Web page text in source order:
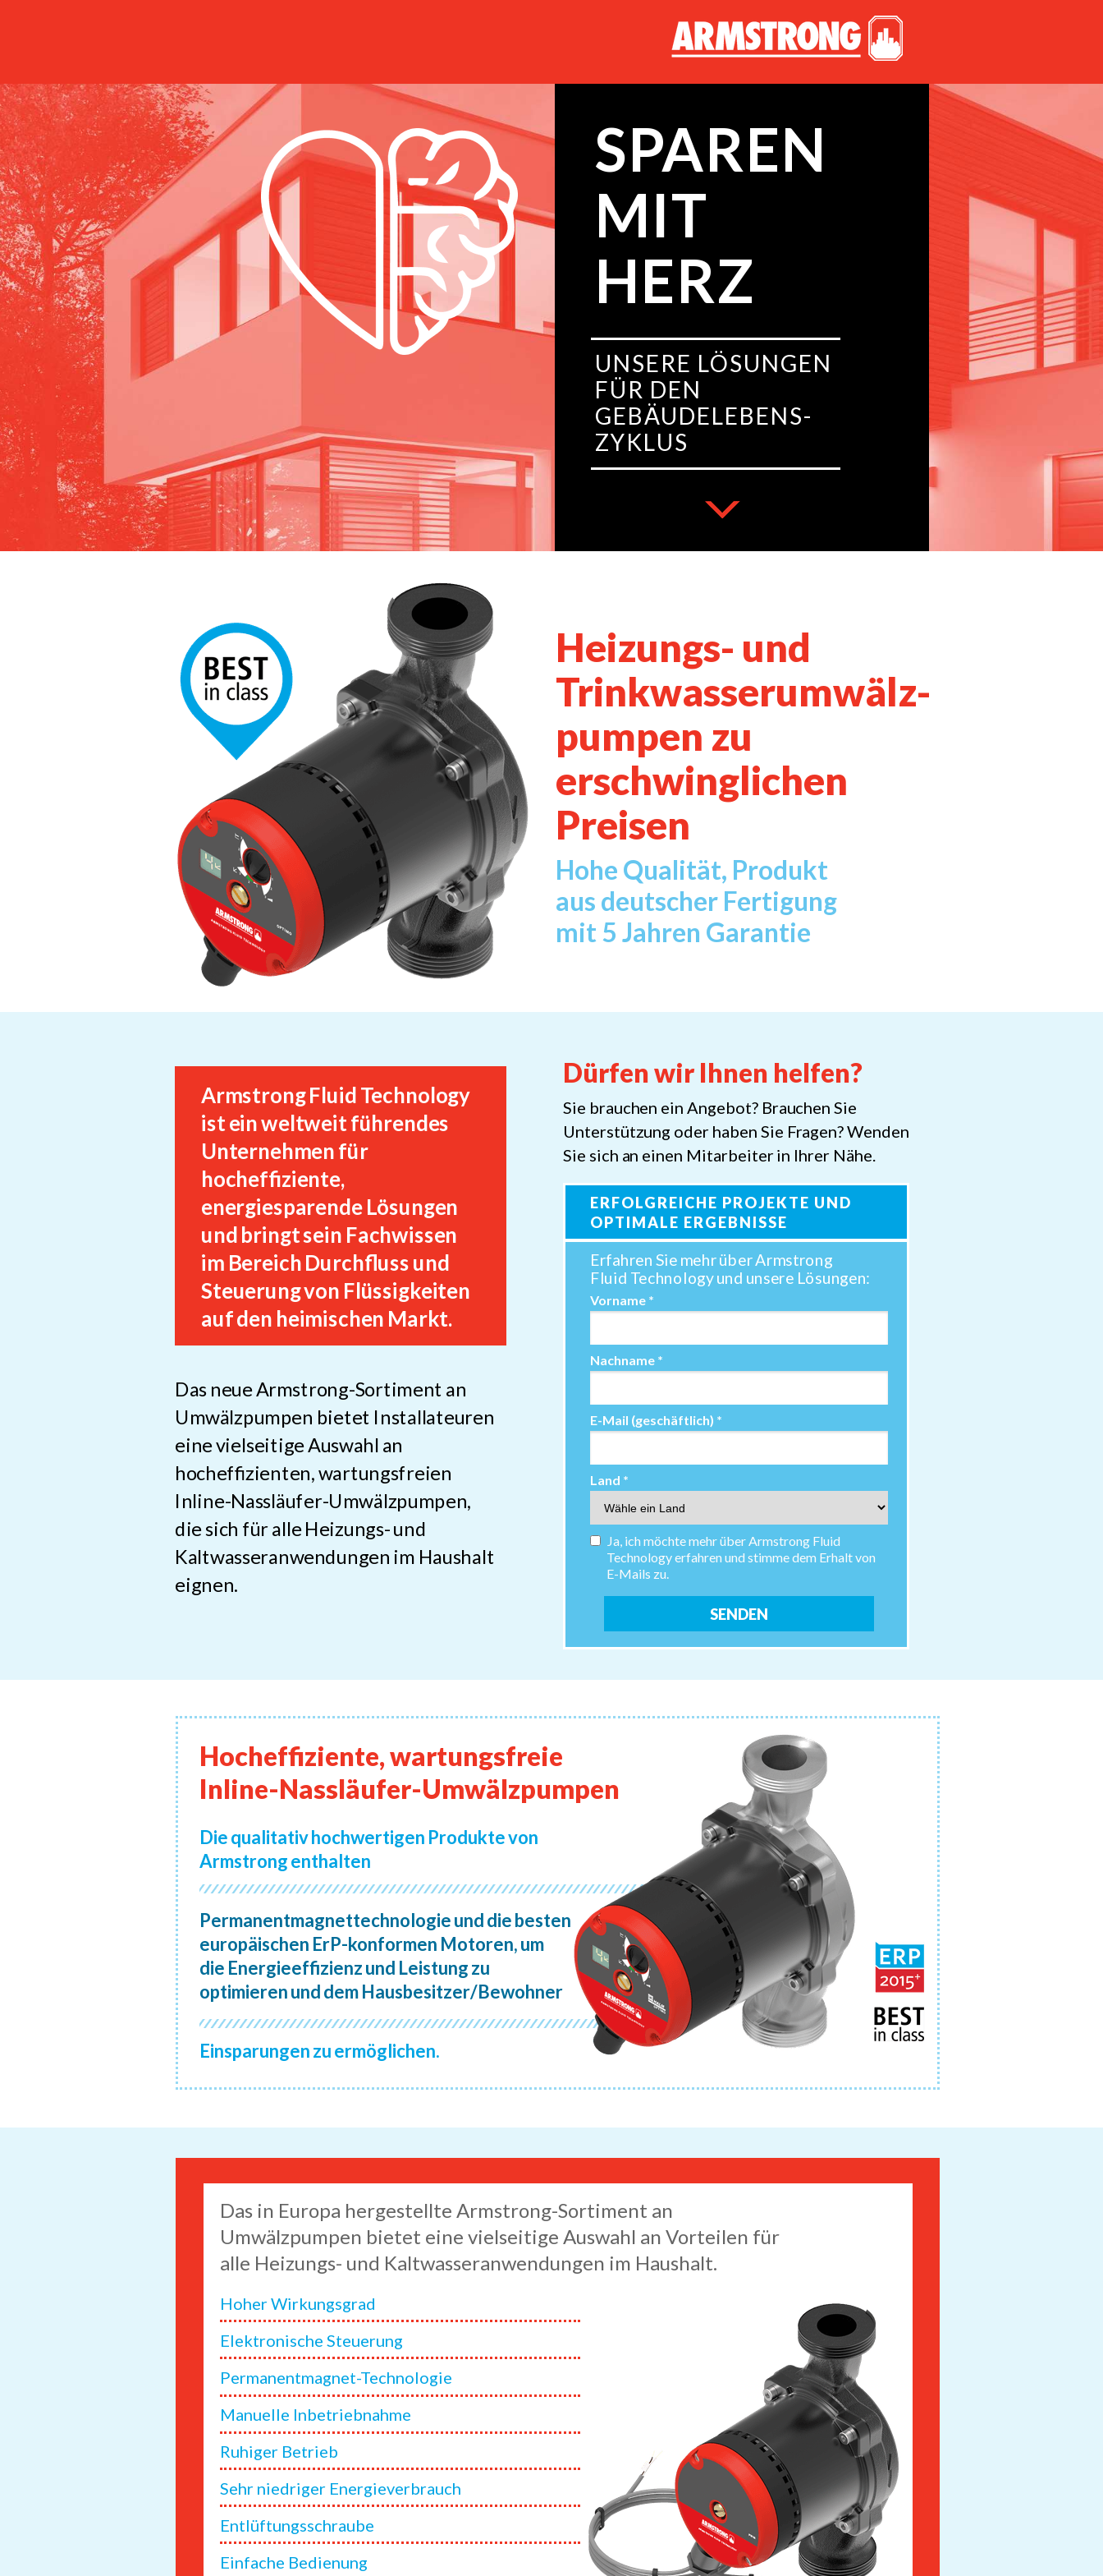
Dürfen wir Ihnen helfen?
Das neue Armstrong-Sortiment an
Umwälzpumpen bietet Installateuren
eine vielseitige Auswahl an
hocheffizienten, wartungsfreien
Inline-Nassläufer-Umwälzpumpen,
die sich für alle Heizungs- und
Kaltwasseranwendungen im Haushalt
eignen.
Heizungs- und
Trinkwasserumwälz-
pumpen zu
erschwinglichen
Preisen
Hohe Qualität, Produkt
aus deutscher Fertigung
mit 5 Jahren Garantie
Armstrong Fluid Technology
ist ein weltweit führendes
Unternehmen für
hocheffiziente,
energiesparende Lösungen
und bringt sein Fachwissen
im Bereich Durchfluss und
Steuerung von Flüssigkeiten
auf den heimischen Markt.
Hocheffiziente, wartungsfreie
Inline-Nassläufer-Umwälzpumpen
Die qualitativ hochwertigen Produkte von
Armstrong enthalten
Permanentmagnettechnologie und die besten
europäischen ErP-konformen Motoren, um
die Energieeffizienz und Leistung zu
optimieren und dem Hausbesitzer/Bewohner
Einsparungen zu ermöglichen.
Das in Europa hergestellte Armstrong-Sortiment an
Umwälzpumpen bietet eine vielseitige Auswahl an Vorteilen für
alle Heizungs- und Kaltwasseranwendungen im Haushalt.
Hoher Wirkungsgrad
Elektronische Steuerung
Permanentmagnet-Technologie
Manuelle Inbetriebnahme
Ruhiger Betrieb
Sehr niedriger Energieverbrauch
Entlüftungsschraube
Einfache Bedienung
Sie brauchen ein Angebot? Brauchen Sie
Unterstützung oder haben Sie Fragen? Wenden
Sie sich an einen Mitarbeiter in Ihrer Nähe.
ERFOLGREICHE PROJEKTE UND
OPTIMALE ERGEBNISSE
Vorname *
Nachname *
E-Mail (geschäftlich) *
Land *
Ja, ich möchte mehr über Armstrong Fluid
Technology erfahren und stimme dem Erhalt von
E-Mails zu.
SENDEN
Erfahren Sie mehr über Armstrong
Fluid Technology und unsere Lösungen:
SPAREN
MIT
HERZ
UNSERE LÖSUNGEN
FÜR DEN
GEBÄUDELEBENS-
ZYKLUS